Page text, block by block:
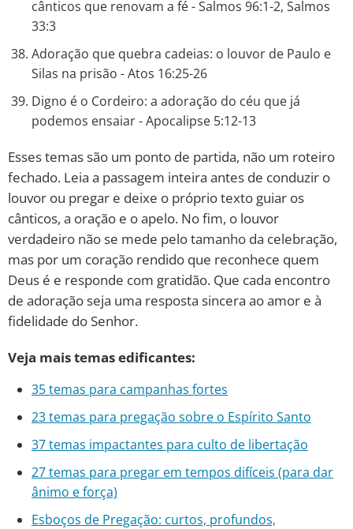
cânticos que renovam a fé - Salmos 96:1-2, Salmos
33:3
Adoração que quebra cadeias: o louvor de Paulo e
Silas na prisão - Atos 16:25-26
Digno é o Cordeiro: a adoração do céu que já
podemos ensaiar - Apocalipse 5:12-13
Esses temas são um ponto de partida, não um roteiro
fechado. Leia a passagem inteira antes de conduzir o
louvor ou pregar e deixe o próprio texto guiar os
cânticos, a oração e o apelo. No fim, o louvor
verdadeiro não se mede pelo tamanho da celebração,
mas por um coração rendido que reconhece quem
Deus é e responde com gratidão. Que cada encontro
de adoração seja uma resposta sincera ao amor e à
fidelidade do Senhor.
Veja mais temas edificantes:
35 temas para campanhas fortes
23 temas para pregação sobre o Espírito Santo
37 temas impactantes para culto de libertação
27 temas para pregar em tempos difíceis (para dar
ânimo e força)
Esboços de Pregação: curtos, profundos,